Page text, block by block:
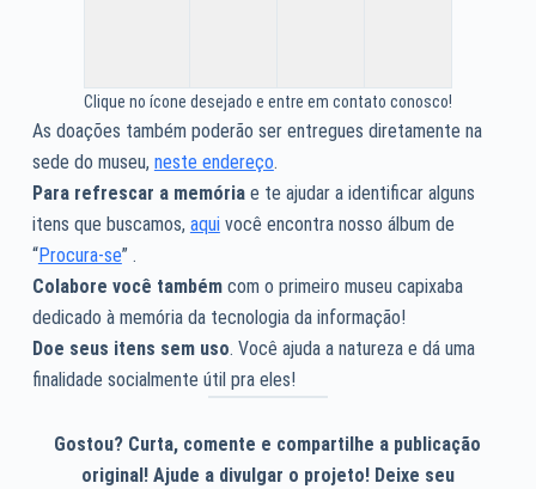
Clique no ícone desejado e entre em contato conosco!
As doações também poderão ser entregues diretamente na
sede do museu, neste endereço.
Para refrescar a memóriae te ajudar a identificar alguns
itens que buscamos, aquivocê encontra nosso álbum de
“Procura-se” .
Colabore você tambémcom o primeiro museu capixaba
dedicado à memória da tecnologia da informação!
Doe seus itens sem uso. Você ajuda a natureza e dá uma
finalidade socialmente útil pra eles!
Gostou? Curta, comente e compartilhe a publicação
original! Ajude a divulgar o projeto! Deixe seu